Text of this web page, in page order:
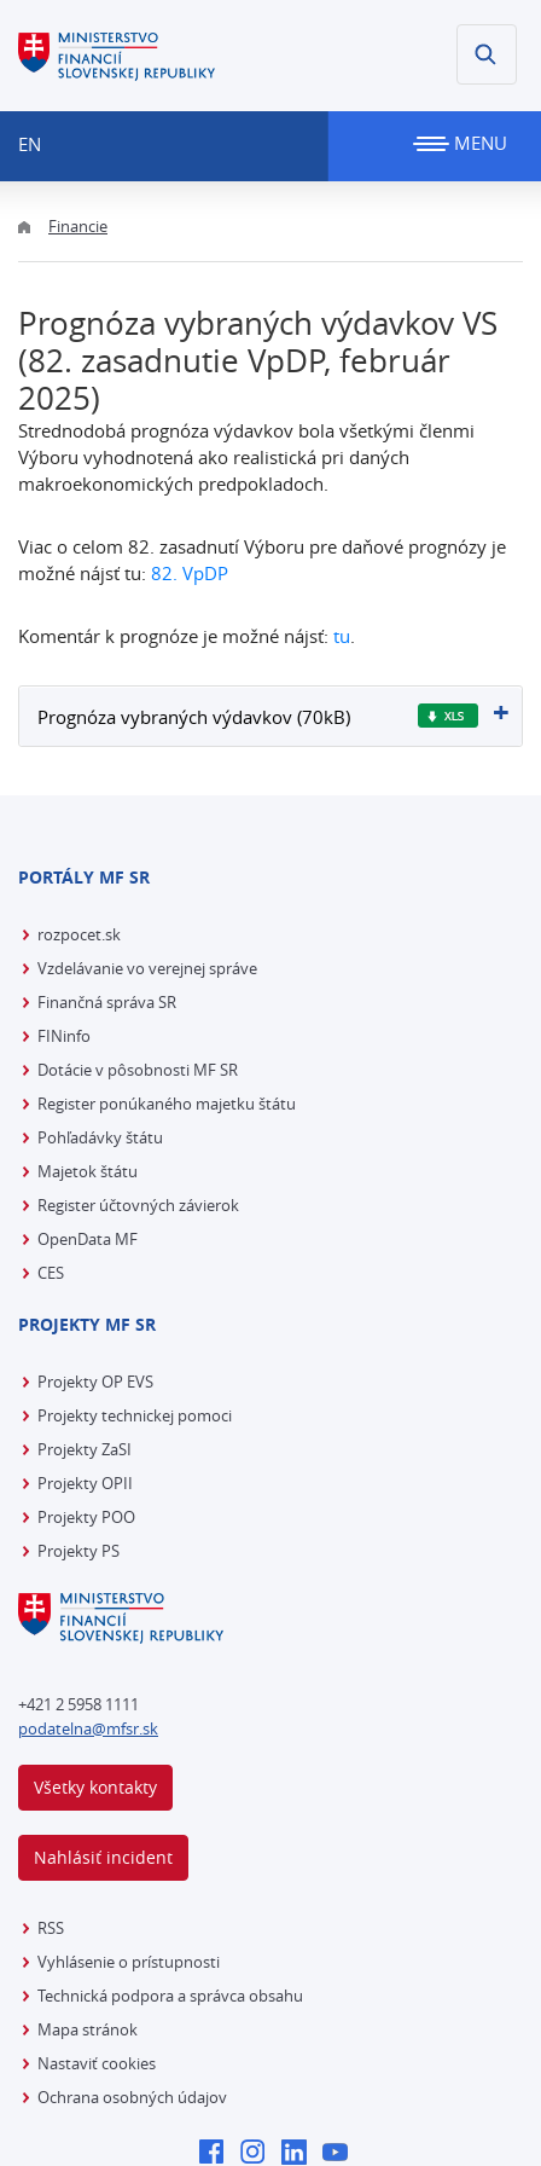
EN MENU
Financie
Prognóza vybraných výdavkov VS
(82. zasadnutie VpDP, február
2025)
Strednodobá prognóza výdavkov bola všetkými členmi
Výboru vyhodnotená ako realistická pri daných
makroekonomických predpokladoch.
Viac o celom 82. zasadnutí Výboru pre daňové prognózy je
možné nájsť tu: 82. VpDP
Komentár k prognóze je možné nájsť: tu.
Prognóza vybraných výdavkov (70kB)
PORTÁLY MF SR
rozpocet.sk
Vzdelávanie vo verejnej správe
Finančná správa SR
FINinfo
Dotácie v pôsobnosti MF SR
Register ponúkaného majetku štátu
Pohľadávky štátu
Majetok štátu
Register účtovných závierok
OpenData MF
CES
PROJEKTY MF SR
Projekty OP EVS
Projekty technickej pomoci
Projekty ZaSI
Projekty OPII
Projekty POO
Projekty PS
+421 2 5958 1111
podatelna@mfsr.sk
Všetky kontakty
Nahlásiť incident
RSS
Vyhlásenie o prístupnosti
Technická podpora a správca obsahu
Mapa stránok
Nastaviť cookies
Ochrana osobných údajov